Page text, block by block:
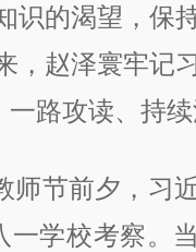
的渴望，保
，赵泽寰牢记
路攻读、持续
节前夕，习
一学校考察。